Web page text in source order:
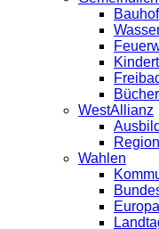
Bauhof
WestAllianz
Wahlen